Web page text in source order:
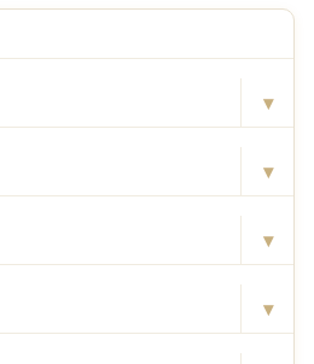
▾
▾
▾
▾